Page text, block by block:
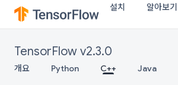
설치 알아보기
TensorFlow v2.3.0
개요 Python C++ Java
tensorflow::ops::ResourceApplyFtrlV
2::Attrs
tensorflow::ops::ResourceApplyGra
tensorflow::ops::ResourceApplyGra
tensorflow ::ops:: Resource